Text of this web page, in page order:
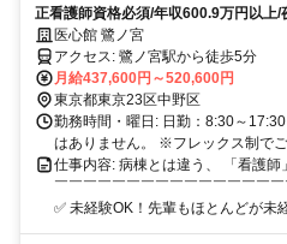
正看護師資格必須/年収600.9万円以上
金あり医心館 鷺ノ宮
アクセス: 鷺ノ宮駅から徒歩5分
月給437,600円～520,600円
東京都東京23区中野区
勤務時間・曜日: 日勤：8:30～
はありません。 ※フレックス制で
仕事内容: 病棟とは違う、 「看護
￣￣￣￣￣￣￣￣￣￣￣￣￣￣￣
✅ 未経験OK！先輩もほとんどが未